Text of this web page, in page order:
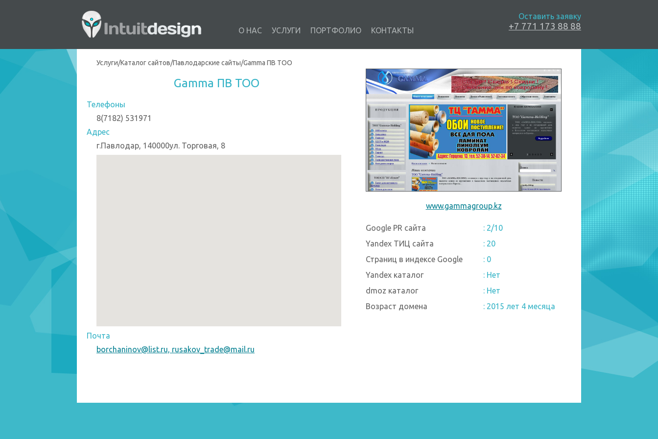
О НАС УСЛУГИ ПОРТФОЛИО КОНТАКТЫ
Оставить заявку
+7 771 173 88 88
Услуги/Каталог сайтов/Павлодарские сайты/Gamma ПВ ТОО
Gamma ПВ ТОО
Телефоны
8(7182) 531971
Адрес
г.Павлодар, 140000ул. Торговая, 8
Почта
borchaninov@list.ru, rusakov_trade@mail.ru
www.gammagroup.kz
Google PR сайта
: 2/10
Yandex ТИЦ сайта
: 20
Страниц в индексе Google
: 0
Yandex каталог
: Нет
dmoz каталог
: Нет
Возраст домена
: 2015 лет 4 месяца